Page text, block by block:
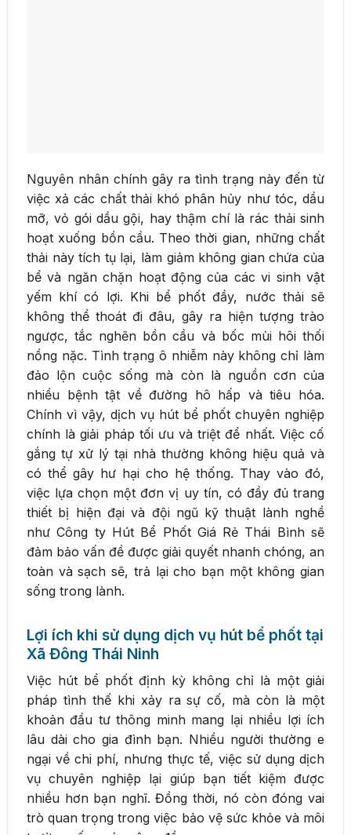
Nguyên nhân chính gây ra tình trạng này đến từ
việc xả các chất thải khó phân hủy như tóc, dầu
mỡ, vỏ gói dầu gội, hay thậm chí là rác thải sinh
hoạt xuống bồn cầu. Theo thời gian, những chất
thải này tích tụ lại, làm giảm không gian chứa của
bể và ngăn chặn hoạt động của các vi sinh vật
yếm khí có lợi. Khi bể phốt đầy, nước thải sẽ
không thể thoát đi đâu, gây ra hiện tượng trào
ngược, tắc nghẽn bồn cầu và bốc mùi hôi thối
nồng nặc. Tình trạng ô nhiễm này không chỉ làm
đảo lộn cuộc sống mà còn là nguồn cơn của
nhiều bệnh tật về đường hô hấp và tiêu hóa.
Chính vì vậy, dịch vụ hút bể phốt chuyên nghiệp
chính là giải pháp tối ưu và triệt để nhất. Việc cố
gắng tự xử lý tại nhà thường không hiệu quả và
có thể gây hư hại cho hệ thống. Thay vào đó,
việc lựa chọn một đơn vị uy tín, có đầy đủ trang
thiết bị hiện đại và đội ngũ kỹ thuật lành nghề
như Công ty Hút Bể Phốt Giá Rẻ Thái Bình sẽ
đảm bảo vấn đề được giải quyết nhanh chóng, an
toàn và sạch sẽ, trả lại cho bạn một không gian
sống trong lành.
Lợi ích khi sử dụng dịch vụ hút bể phốt tại
Xã Đông Thái Ninh
Việc hút bể phốt định kỳ không chỉ là một giải
pháp tình thế khi xảy ra sự cố, mà còn là một
khoản đầu tư thông minh mang lại nhiều lợi ích
lâu dài cho gia đình bạn. Nhiều người thường e
ngại về chi phí, nhưng thực tế, việc sử dụng dịch
vụ chuyên nghiệp lại giúp bạn tiết kiệm được
nhiều hơn bạn nghĩ. Đồng thời, nó còn đóng vai
trò quan trọng trong việc bảo vệ sức khỏe và môi